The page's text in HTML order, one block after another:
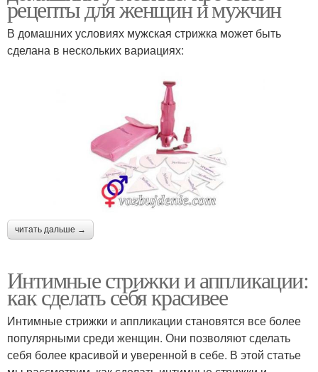
рецепты для женщин и мужчин
В домашних условиях мужская стрижка может быть
сделана в нескольких вариациях:
читать дальше →
Интимные стрижки и аппликации:
как сделать себя красивее
Интимные стрижки и аппликации становятся все более
популярными среди женщин. Они позволяют сделать
себя более красивой и уверенной в себе. В этой статье